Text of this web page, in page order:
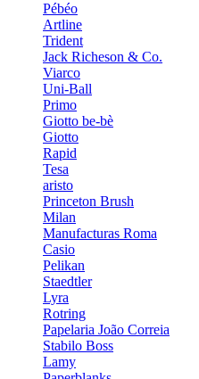
Pébéo
Artline
Trident
Jack Richeson & Co.
Viarco
Uni-Ball
Primo
Giotto be-bè
Giotto
Rapid
Tesa
aristo
Princeton Brush
Milan
Manufacturas Roma
Casio
Pelikan
Staedtler
Lyra
Rotring
Papelaria João Correia
Stabilo Boss
Lamy